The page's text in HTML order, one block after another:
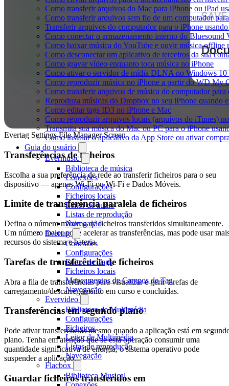
Como transferir arquivos do Mac para iPhone ou iPad
Como transferir arquivos sem fio de um computador
Transferir arquivos do computador para o iPhone
Como conectar o armazenamento interno do
Como baixar música do YouTube e ouvir música offline
Como desconectar um aplicativo de terceiros da sua
Como gravar vídeo enquanto toca música no iPhone
Como ativar o servidor de mídia DLNA no Windows 10
Como reproduzir música no iPhone a partir do WD My
Como transferir arquivos de música do computador
Reproduza músicas do Dropbox no seu iPhone quando
Como editar tags ID3 no iPhone e Mac
Como reproduzir arquivos locais (arquivos do iTunes)
Transmita sua música do Mac ou PC para o iPhone
Como instalar o aplicativo da App Store ou ativar
Guia do usuário
Evermusic
Biblioteca de música
Conexões
Configurações
Ficheiros locais
Leitor de áudio
Listas de reprodução
Navegação
Evertag
Conexões
Configurações
Editor de Tags
Ficheiros locais
Mapeamentos de Campos de Tag
Navegação
Evervideo
Biblioteca de Multimédia
Configurações
Ficheiros
Leitor de Multimédia
Listas de reprodução
Navegação
Flacbox
Biblioteca Musical
Evertag Settings File Manager Screen
Transferências de ficheiros
Escolha a sua preferência de rede ao transferir ficheiros para o seu
dispositivo — apenas Wi-Fi ou Wi-Fi e Dados Móveis.
Limite de transferência paralela de ficheiros
Defina o número máximo de ficheiros transferidos simultaneamente.
Um número maior pode acelerar as transferências, mas pode usar
recursos do sistema e bateria.
Tarefas de transferência de ficheiros
Abra a fila de transferências para visualizar e gerir tarefas de
carregamento/descarregamento em curso e concluídas.
Transferências em segundo plano
Pode ativar transferências mesmo quando a aplicação está em
plano. Tenha em atenção que se esta operação consumir uma
quantidade significativa de energia, o sistema operativo pode
suspender a aplicação.
Guardar ficheiros transferidos em